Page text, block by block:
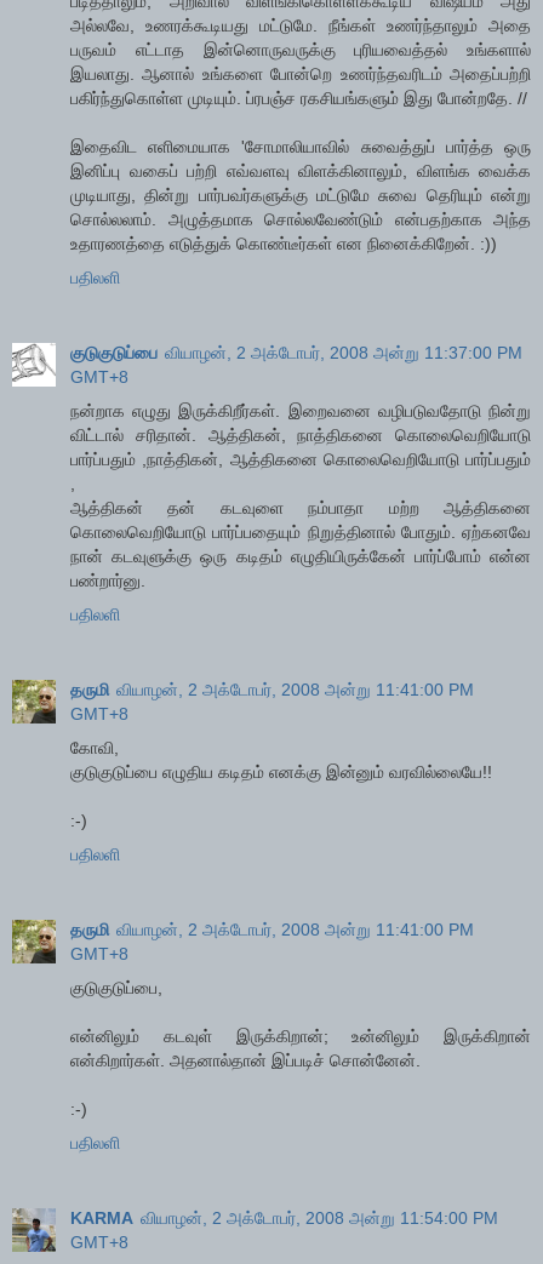
அல்லவே, உணரக்கூடியது மட்டுமே. நீங்கள் உணர்ந்தாலும் அதை
பருவம் எட்டாத இன்னொருவருக்கு புரியவைத்தல் உங்களால்
இயலாது. ஆனால் உங்களை போன்றெ உணர்ந்தவரிடம் அதைப்பற்றி
பகிர்ந்துகொள்ள முடியும். ப்ரபஞ்ச ரகசியங்களும் இது போன்றதே. //
இதைவிட எளிமையாக 'சோமாலியாவில் சுவைத்துப் பார்த்த ஒரு
இனிப்பு வகைப் பற்றி எவ்வளவு விளக்கினாலும், விளங்க வைக்க
முடியாது, தின்று பார்பவர்களுக்கு மட்டுமே சுவை தெரியும் என்று
சொல்லலாம். அழுத்தமாக சொல்லவேண்டும் என்பதற்காக அந்த
உதாரணத்தை எடுத்துக் கொண்டீர்கள் என நினைக்கிறேன். :))
பதிலளி
குடுகுடுப்பை வியாழன், 2 அக்டோபர், 2008 அன்று 11:37:00 PM
GMT+8
நன்றாக எழுது இருக்கிறீர்கள். இறைவனை வழிபடுவதோடு நின்று
விட்டால் சரிதான். ஆத்திகன், நாத்திகனை கொலைவெறியோடு
பார்ப்பதும் ,நாத்திகன், ஆத்திகனை கொலைவெறியோடு பார்ப்பதும்
ஆத்திகன் தன் கடவுளை நம்பாதா மற்ற ஆத்திகனை
கொலைவெறியோடு பார்ப்பதையும் நிறுத்தினால் போதும். ஏற்கனவே
நான் கடவுளுக்கு ஒரு கடிதம் எழுதியிருக்கேன் பார்ப்போம் என்ன
பண்றார்னு.
பதிலளி
தருமி வியாழன், 2 அக்டோபர், 2008 அன்று 11:41:00 PM
GMT+8
கோவி,
குடுகுடுப்பை எழுதிய கடிதம் எனக்கு இன்னும் வரவில்லையே!!
:-)
பதிலளி
தருமி வியாழன், 2 அக்டோபர், 2008 அன்று 11:41:00 PM
GMT+8
குடுகுடுப்பை,
என்னிலும் கடவுள் இருக்கிறான்; உன்னிலும் இருக்கிறான்
என்கிறார்கள். அதனால்தான் இப்படிச் சொன்னேன்.
:-)
பதிலளி
KARMA வியாழன், 2 அக்டோபர், 2008 அன்று 11:54:00 PM
GMT+8